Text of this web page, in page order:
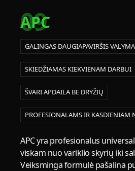
09
APC
GALINGAS DAUGIAPAVIRŠIS
SKIEDŽIAMAS KIEKVIENAM DARBUI
ŠVARI APDAILA BE DRYŽIŲ
PROFESIONALAMS IR KASDIENIAM
APC yra profesionalus
viskam nuo variklio skyrių iki
Veiksminga formulė pašalina